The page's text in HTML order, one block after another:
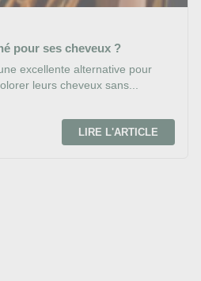
pour ses cheveux ?
excellente alternative pour
leurs cheveux sans...
LIRE L'ARTICLE